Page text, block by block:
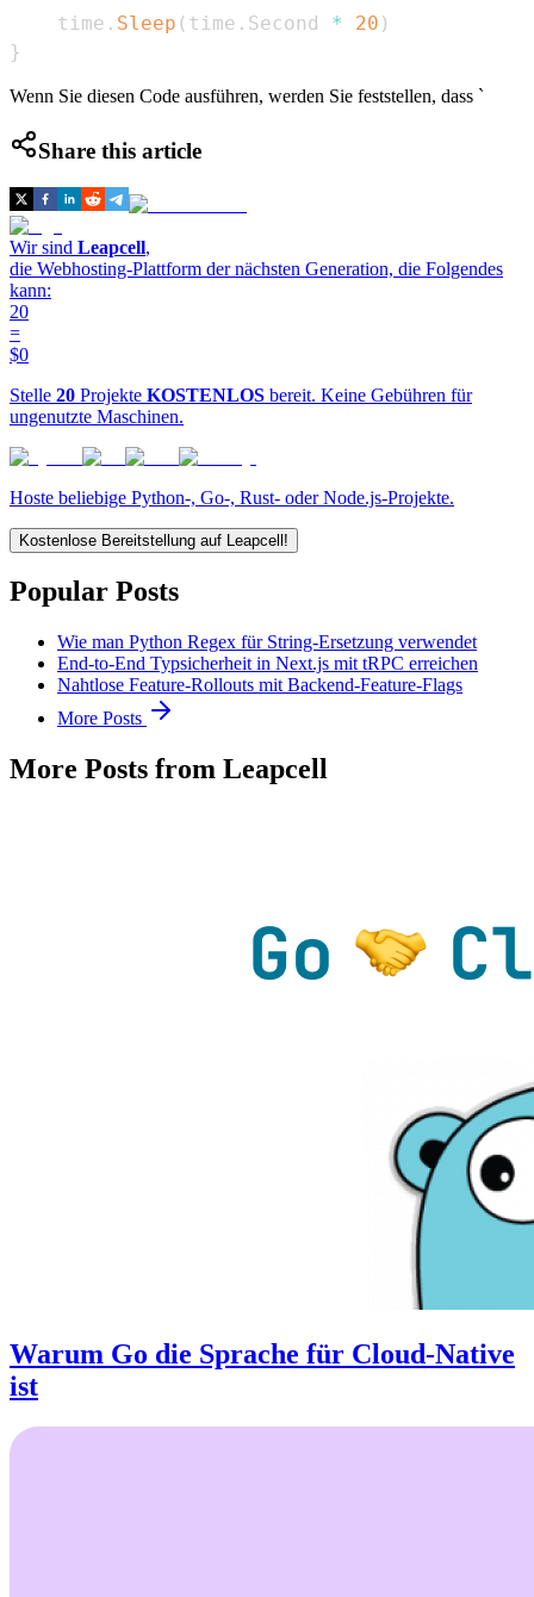
    time
. Sleep ( time . Second * 20 )
}
Wenn Sie diesen Code ausführen, werden Sie feststellen, dass `
Share this article
Wir sind Leapcell,
die Webhosting-Plattform der nächsten Generation, die Folgendes
kann:
20
=
$0
Stelle 20 Projekte KOSTENLOS bereit. Keine Gebühren für
ungenutzte Maschinen.
Hoste beliebige Python-, Go-, Rust- oder Node.js-Projekte.
Kostenlose Bereitstellung auf Leapcell!
Popular Posts
Wie man Python Regex für String-Ersetzung verwendet
End-to-End Typsicherheit in Next.js mit tRPC erreichen
Nahtlose Feature-Rollouts mit Backend-Feature-Flags
More Posts
More Posts from Leapcell
Warum Go die Sprache für Cloud-Native
ist